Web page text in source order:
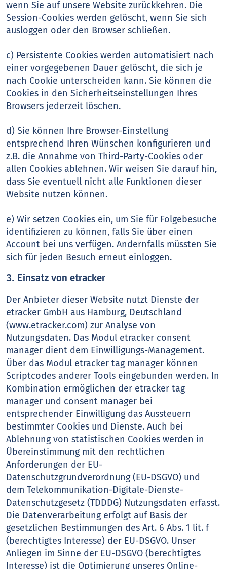
wenn Sie auf unsere Website zurückkehren. Die
Session-Cookies werden gelöscht, wenn Sie sich
ausloggen oder den Browser schließen.
c) Persistente Cookies werden automatisiert nach
einer vorgegebenen Dauer gelöscht, die sich je
nach Cookie unterscheiden kann. Sie können die
Cookies in den Sicherheitseinstellungen Ihres
Browsers jederzeit löschen.
d) Sie können Ihre Browser-Einstellung
entsprechend Ihren Wünschen konfigurieren und
z.B. die Annahme von Third-Party-Cookies oder
allen Cookies ablehnen. Wir weisen Sie darauf hin,
dass Sie eventuell nicht alle Funktionen dieser
Website nutzen können.
e) Wir setzen Cookies ein, um Sie für Folgebesuche
identifizieren zu können, falls Sie über einen
Account bei uns verfügen. Andernfalls müssten Sie
sich für jeden Besuch erneut einloggen.
3. Einsatz von etracker
Der Anbieter dieser Website nutzt Dienste der
etracker GmbH aus Hamburg, Deutschland
(www.etracker.com) zur Analyse von
Nutzungsdaten. Das Modul etracker consent
manager dient dem Einwilligungs-Management.
Über das Modul etracker tag manager können
Scriptcodes anderer Tools eingebunden werden. In
Kombination ermöglichen der etracker tag
manager und consent manager bei
entsprechender Einwilligung das Aussteuern
bestimmter Cookies und Dienste. Auch bei
Ablehnung von statistischen Cookies werden in
Übereinstimmung mit den rechtlichen
Anforderungen der EU-
Datenschutzgrundverordnung (EU-DSGVO) und
dem Telekommunikation-Digitale-Dienste-
Datenschutzgesetz (TDDDG) Nutzungsdaten erfasst.
Die Datenverarbeitung erfolgt auf Basis der
gesetzlichen Bestimmungen des Art. 6 Abs. 1 lit. f
(berechtigtes Interesse) der EU-DSGVO. Unser
Anliegen im Sinne der EU-DSGVO (berechtigtes
Interesse) ist die Optimierung unseres Online-